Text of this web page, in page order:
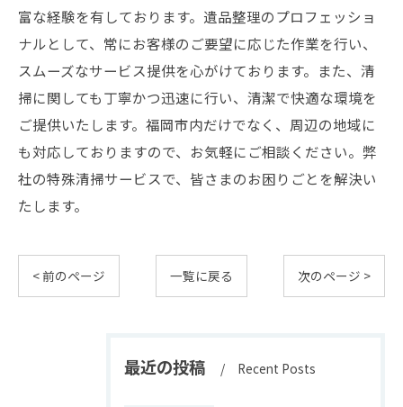
富な経験を有しております。遺品整理のプロフェッショ
ナルとして、常にお客様のご要望に応じた作業を行い、
スムーズなサービス提供を心がけております。また、清
掃に関しても丁寧かつ迅速に行い、清潔で快適な環境を
ご提供いたします。福岡市内だけでなく、周辺の地域に
も対応しておりますので、お気軽にご相談ください。弊
社の特殊清掃サービスで、皆さまのお困りごとを解決い
たします。
< 前のページ 一覧に戻る 次のページ >
最近の投稿 Recent Posts